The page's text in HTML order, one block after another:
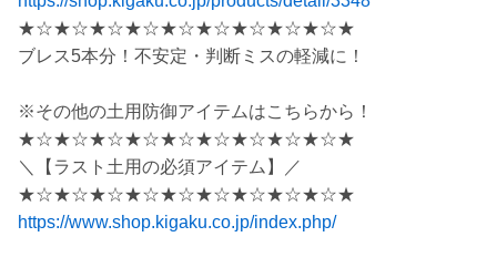
★☆★☆★☆★☆★☆★☆★☆★☆★☆★
ブレス5本分！不安定・判断ミスの軽減に！
※その他の土用防御アイテムはこちらから！
★☆★☆★☆★☆★☆★☆★☆★☆★☆★
＼【ラスト土用の必須アイテム】／
★☆★☆★☆★☆★☆★☆★☆★☆★☆★
https://www.shop.kigaku.co.jp/index.php/